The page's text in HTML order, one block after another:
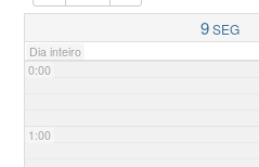
9SEG
Dia inteiro
0:00
1:00